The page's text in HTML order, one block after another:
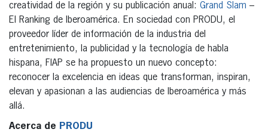
creatividad de la región y su publicación anual: Grand Slam –
El Ranking de Iberoamérica. En sociedad con PRODU, el
proveedor líder de información de la industria del
entretenimiento, la publicidad y la tecnología de habla
hispana, FIAP se ha propuesto un nuevo concepto:
reconocer la excelencia en ideas que transforman, inspiran,
elevan y apasionan a las audiencias de Iberoamérica y más
allá.
Acerca de PRODU